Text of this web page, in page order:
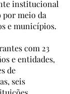
institucional
meio da
e municípios.
com 23
e entidades,
de
seis